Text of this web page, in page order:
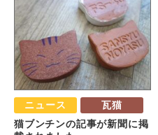
ニュース 瓦猫
猫ブンチンの記事が新聞に掲